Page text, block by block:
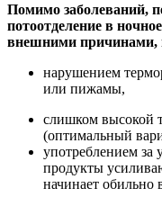
Помимо заболеваний,
потоотделение в
внешними причинами,
нарушением
или пижамы,
слишком высокой
(оптимальный
употреблением за
продукты
начинает обильно